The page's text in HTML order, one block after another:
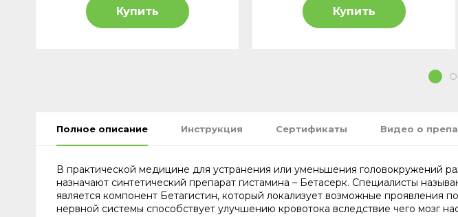
Купить Купить
Полное описание Инструкция Сертификаты Видео о
В практической медицине для устранения или уменьшения головокружений
назначают синтетический препарат гистамина – Бетасерк. Специалисты
является компонент Бетагистин, который локализует возможные проявления
нервной системы способствует улучшению кровотока вследствие чего мозг